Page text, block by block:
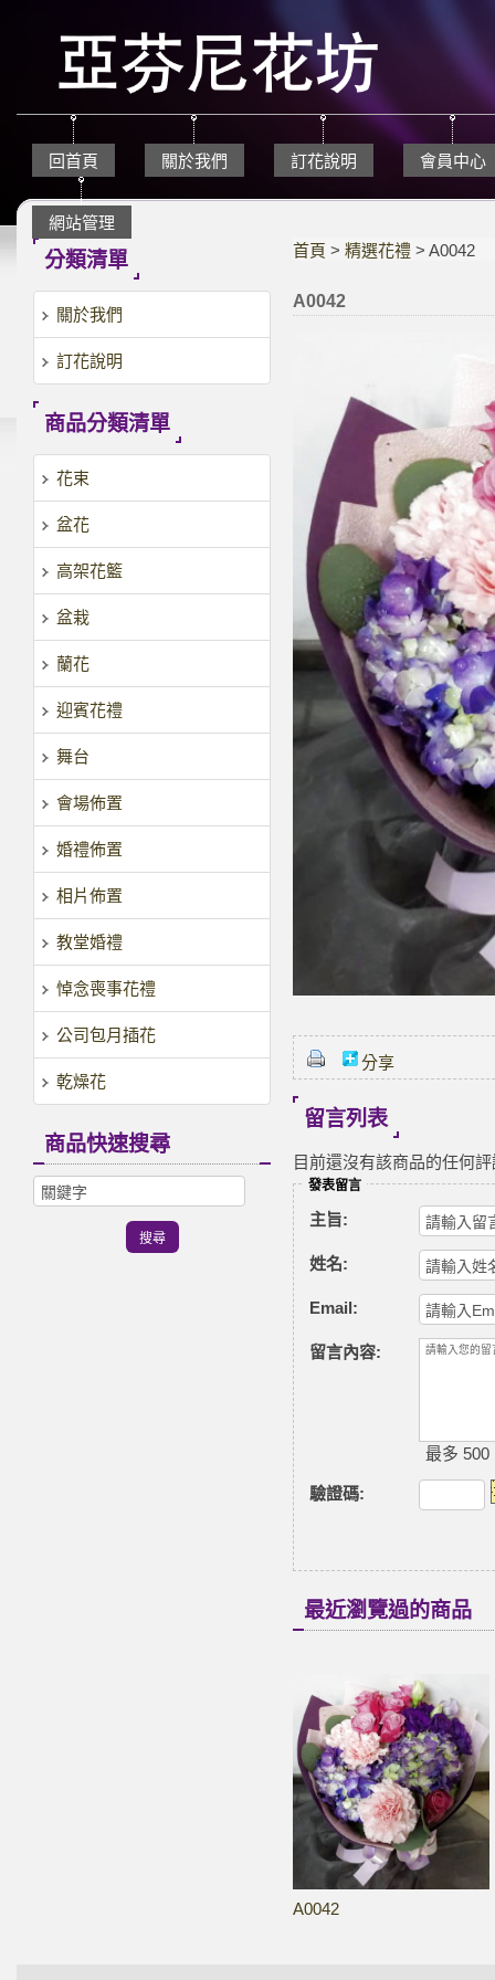
回首頁 關於我們 訂花說明 會員中心
網站管理
分類清單
關於我們
訂花說明
商品分類清單
花束
盆花
高架花籃
盆栽
蘭花
迎賓花禮
舞台
會場佈置
婚禮佈置
相片佈置
教堂婚禮
悼念喪事花禮
公司包月插花
乾燥花
商品快速搜尋
首頁 >精選花禮 > A0042
A0042
分享
留言列表
目前還沒有該商品的任何
發表留言
主旨:
姓名:
Email:
留言內容:
最多 500
驗證碼:
最近瀏覽過的商品
A0042